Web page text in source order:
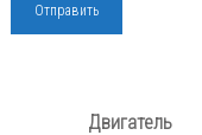
Двигатель